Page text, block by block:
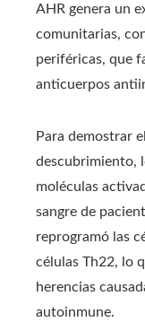
AHR genera un
comunitarias,
periféricas, que
anticuerpos
Para demostrar
descubrimiento,
moléculas
sangre de
reprogramó las
células Th22, lo
herencias
autoinmune.